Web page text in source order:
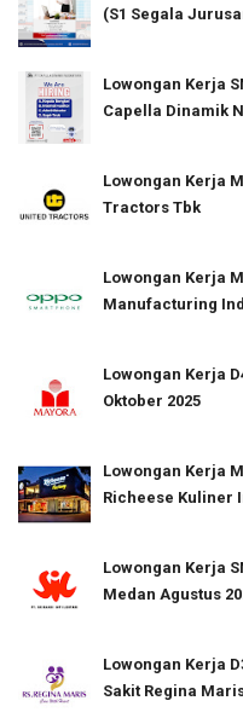
(S1 Segala
Lowongan Kerja
Capella Dinamik
Lowongan Kerja
Tractors Tbk
Lowongan Kerja
Manufacturing
Lowongan Kerja
Oktober 2025
Lowongan Kerja
Richeese Kuliner
Lowongan Kerja
Medan Agustus
Lowongan Kerja
Sakit Regina